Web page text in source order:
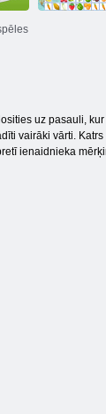
uz pasauli,
vairāki vārti.
ienaidnieka